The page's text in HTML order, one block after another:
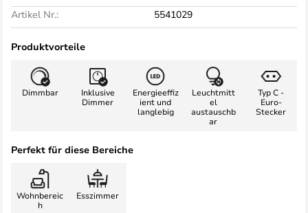
Artikel Nr.:
5541029
Produktvorteile
Dimmbar
Inklusive
Dimmer
Energieeffiz
ient und
langlebig
Leuchtmitt
el
austauschb
ar
Typ C -
Euro-
Stecker
Perfekt für diese Bereiche
Wohnbereic
h
Esszimmer